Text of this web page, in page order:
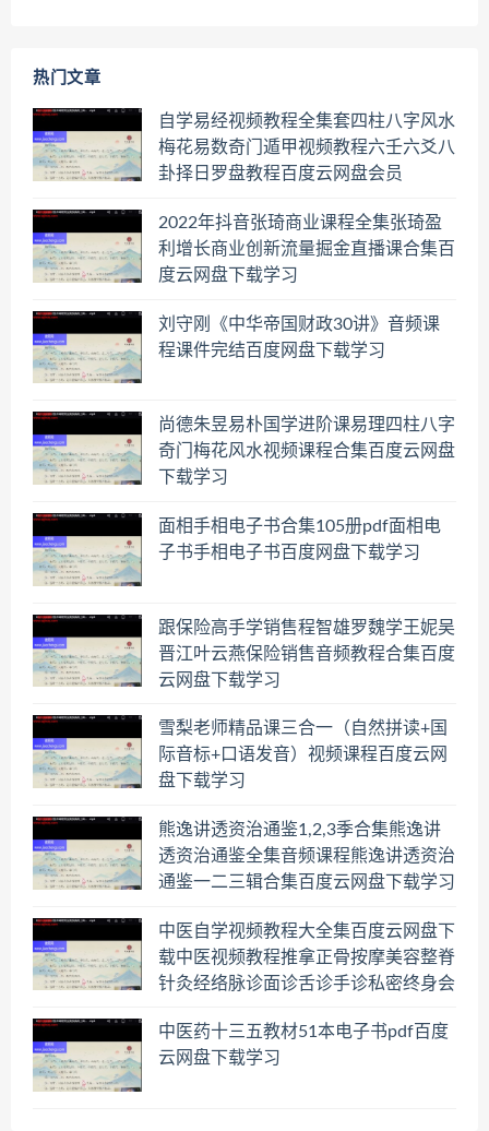
热门文章
自学易经视频教程全集套四柱八字风水
梅花易数奇门遁甲视频教程六壬六爻八
卦择日罗盘教程百度云网盘会员
2022年抖音张琦商业课程全集张琦盈
利增长商业创新流量掘金直播课合集百
度云网盘下载学习
刘守刚《中华帝国财政30讲》音频课
程课件完结百度网盘下载学习
尚德朱昱易朴国学进阶课易理四柱八字
奇门梅花风水视频课程合集百度云网盘
下载学习
面相手相电子书合集105册pdf面相电
子书手相电子书百度网盘下载学习
跟保险高手学销售程智雄罗魏学王妮吴
晋江叶云燕保险销售音频教程合集百度
云网盘下载学习
雪梨老师精品课三合一（自然拼读+国
际音标+口语发音）视频课程百度云网
盘下载学习
熊逸讲透资治通鉴1,2,3季合集熊逸讲
透资治通鉴全集音频课程熊逸讲透资治
通鉴一二三辑合集百度云网盘下载学习
中医自学视频教程大全集百度云网盘下
载中医视频教程推拿正骨按摩美容整脊
针灸经络脉诊面诊舌诊手诊私密终身会
中医药十三五教材51本电子书pdf百度
云网盘下载学习